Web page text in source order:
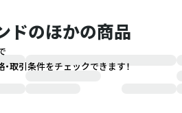
ドのほかの商品
取引条件をチェックできます！